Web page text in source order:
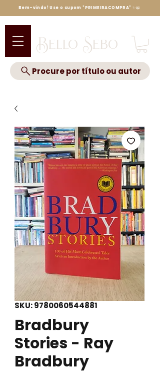
Bello Sebo
Procure por título ou autor
Bem-vindo! Use o cupom "PRIMEIRACOMPRA" ✨📖
SKU: 9780060544881
Bradbury
Stories - Ray
Bradbury